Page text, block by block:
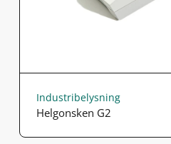
Industribelysning
Helgonsken G2